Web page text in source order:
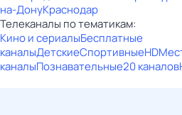
на-ДонуКраснодар
Телеканалы по тематикам:
Кино и сериалыБесплатные
каналыДетскиеСпортивныеHD
каналыПознавательные20 каналов